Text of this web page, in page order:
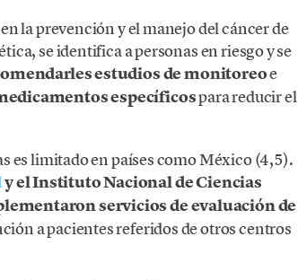
la prevención y el manejo del cáncer de
se identifica a personas en riesgo y se
estudios de monitoreoe
específicospara reducir el
es limitado en países como México (4,5).
y el Instituto Nacional de Ciencias
servicios de evaluación de
a pacientes referidos de otros centros